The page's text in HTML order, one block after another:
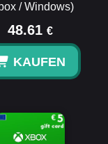
/ Windows)
48.61 €
KAUFEN